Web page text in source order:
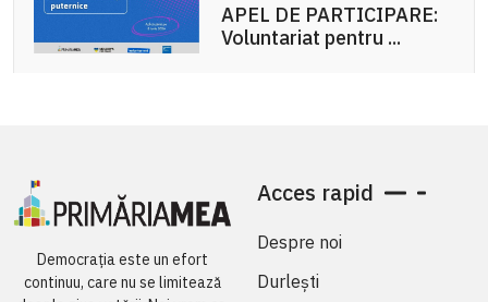
APEL DE PARTICIPARE:
Voluntariat pentru ...
Democrația este un efort
continuu, care nu se limitează
Acces rapid
Despre noi
Durlești